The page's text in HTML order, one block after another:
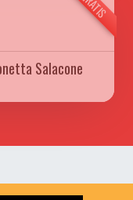
Salacone